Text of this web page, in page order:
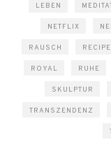
LEBEN
NETFLIX
RAUSCH
ROYAL RUHE
SKULPTUR
TRANSZENDENZ